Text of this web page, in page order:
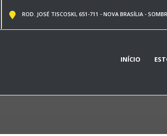
ROD. JOSÉ TISCOSKI, 651-711 - NOVA BRASÍLIA -
INÍCIO